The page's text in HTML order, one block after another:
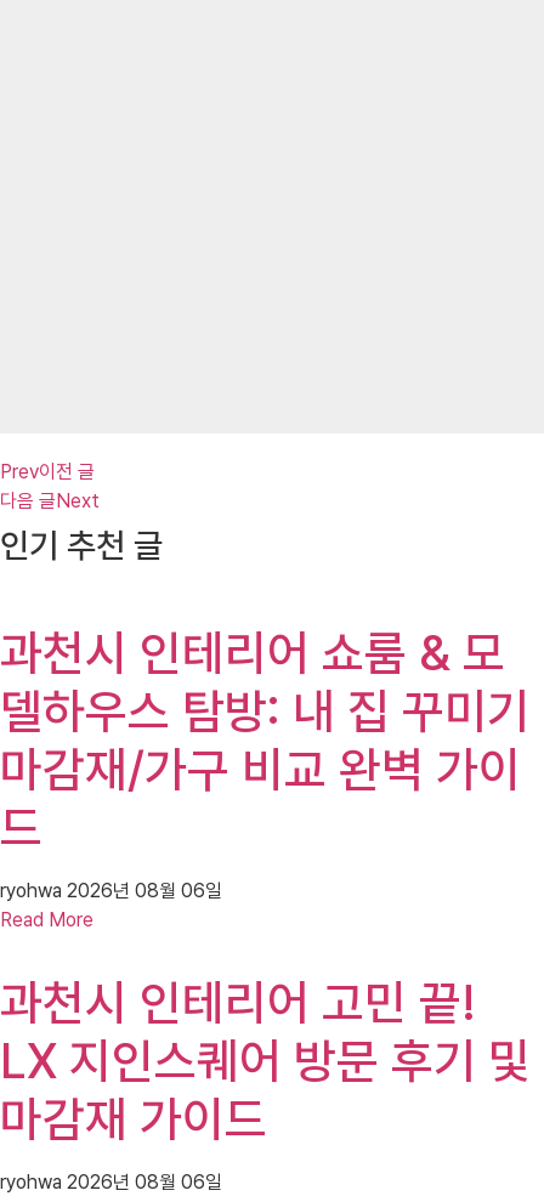
Prev이전 글
다음 글 Next
인기 추천 글
과천시 인테리어 쇼룸 & 모
델하우스 탐방: 내 집 꾸미기
마감재/가구 비교 완벽 가이
드
ryohwa 2026년 08월 06일
Read More
과천시 인테리어 고민 끝!
LX 지인스퀘어 방문 후기 및
마감재 가이드
ryohwa 2026년 08월 06일